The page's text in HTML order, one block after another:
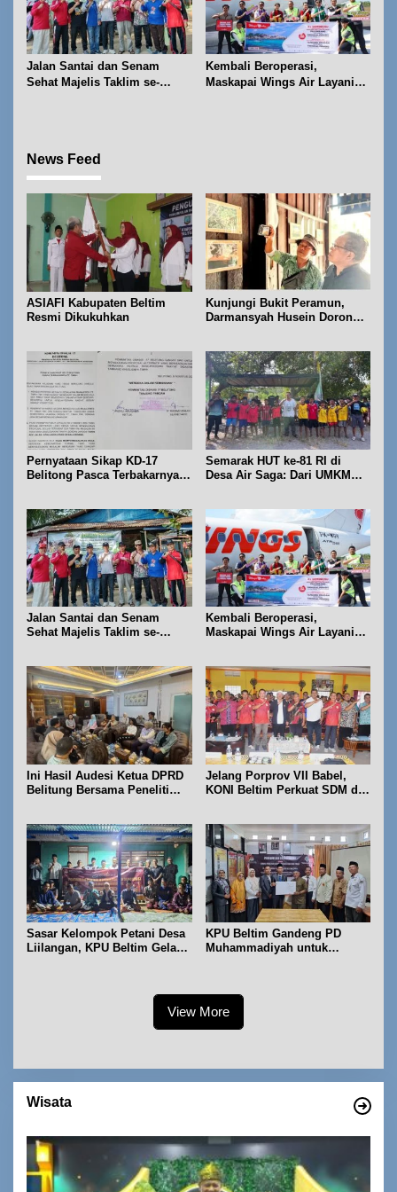
Jalan Santai dan Senam
Sehat Majelis Taklim se-
Kembali Beroperasi,
Maskapai Wings Air Layani
News Feed
ASIAFI Kabupaten Beltim
Resmi Dikukuhkan
Kunjungi Bukit Peramun,
Darmansyah Husein Dorong
Pernyataan Sikap KD-17
Belitong Pasca Terbakarnya
Semarak HUT ke-81 RI di
Desa Air Saga: Dari UMKM
Jalan Santai dan Senam
Sehat Majelis Taklim se-
Kembali Beroperasi,
Maskapai Wings Air Layani
Ini Hasil Audesi Ketua DPRD
Belitung Bersama Peneliti
Jelang Porprov VII Babel,
KONI Beltim Perkuat SDM di
Sasar Kelompok Petani Desa
Liilangan, KPU Beltim Gelar
KPU Beltim Gandeng PD
Muhammadiyah untuk
View More
Wisata